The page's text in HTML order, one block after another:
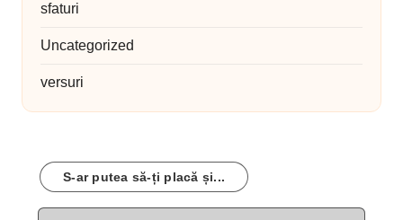
sfaturi
Uncategorized
versuri
S-ar putea să-ți placă și...